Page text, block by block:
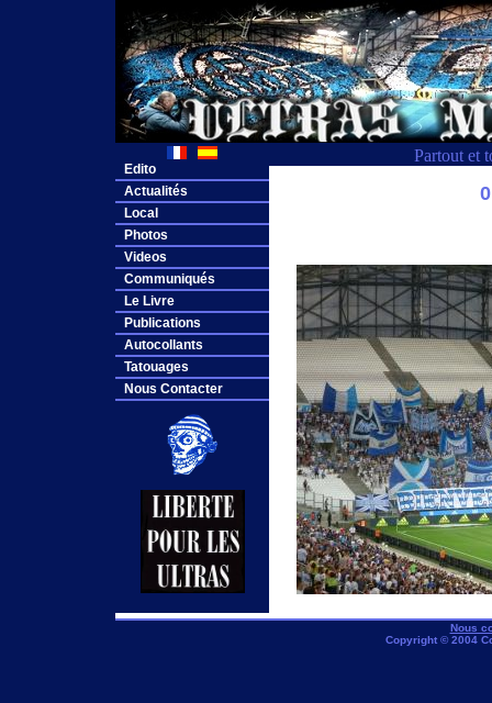
Partout et
Edito
Actualités
Local
Photos
Videos
Communiqués
Le Livre
Publications
Autocollants
Tatouages
Nous Contacter
Nous
Copyright © 2004